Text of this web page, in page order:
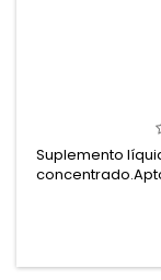
Suplemento
todo tipo de
el desarrollo
nutrientes,